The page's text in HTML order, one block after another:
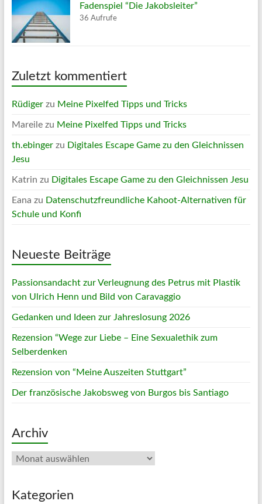
Fadenspiel “Die Jakobsleiter”
36 Aufrufe
Zuletzt kommentiert
Rüdigerzu Meine Pixelfed Tipps und Tricks
Mareilezu Meine Pixelfed Tipps und Tricks
th.ebingerzu Digitales Escape Game zu den Gleichnissen
Jesu
Katrin zu Digitales Escape Game zu den Gleichnissen Jesu
Eana zu Datenschutzfreundliche Kahoot-Alternativen für
Schule und Konfi
Neueste Beiträge
Passionsandacht zur Verleugnung des Petrus mit Plastik
von Ulrich Henn und Bild von Caravaggio
Gedanken und Ideen zur Jahreslosung 2026
Rezension “Wege zur Liebe – Eine Sexualethik zum
Selberdenken
Rezension von “Meine Auszeiten Stuttgart”
Der französische Jakobsweg von Burgos bis Santiago
Archiv
Archiv
Kategorien